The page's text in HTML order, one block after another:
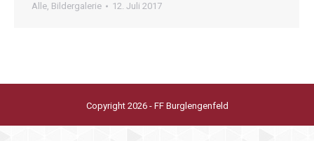
Alle, Bildergalerie 12. Juli 2017
Copyright 2026 - FF Burglengenfeld